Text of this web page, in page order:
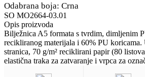
Odabrana boja: Crna
SO MO2664-03.01
Opis proizvoda
Bilježnica A5 formata s tvrdim, dimljenim
recikliranog materijala i 60% PU koricama.
stranica, 70 g/m² reciklirani papir (80
elastična traka za zatvaranje i vrpca za